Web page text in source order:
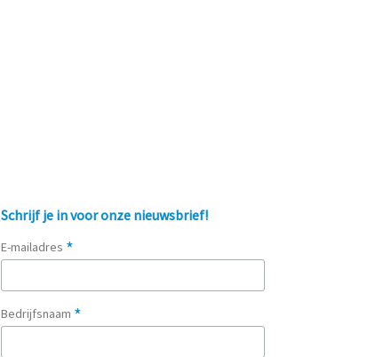
Schrijf je in voor onze nieuwsbrief!
E-mailadres *
Bedrijfsnaam *